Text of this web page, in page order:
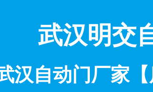
武汉明交
汉自动门厂家